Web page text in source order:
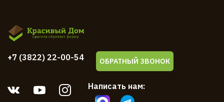
Написать нам:
+7 (3822) 22-00-54 ОБРАТНЫЙ ЗВОНОК